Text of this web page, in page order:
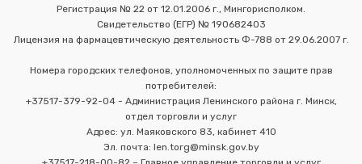
Регистрация № 22 от 12.01.2006 г., Мингорисполком.
Свидетельство (ЕГР) № 190682403
Лицензия на фармацевтическую деятельность Ф-788 от 29.06.2007 г.
Номера городских телефонов, уполномоченных по защите прав
потребителей:
+37517-379-92-04 - Администрация Ленинского района г. Минск,
отдел торговли и услуг
Адрес: ул. Маяковского 83, кабинет 410
Эл. почта: len.torg@minsk.gov.by